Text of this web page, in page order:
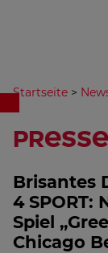
Startseite >
Brisantes
4 SPORT:
Spiel
Chicago